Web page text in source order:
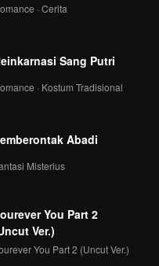
· Cerita
Sang Putri
· Kostum Tradisional
Abadi
Misterius
You Part 2
Ver.)
You Part 2 (Uncut Ver.)